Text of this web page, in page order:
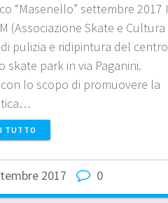
“Masenello” settembre 2017 I
(Associazione Skate e Cultura
pulizia e ridipintura del centro
skate park in via Paganini.
con lo scopo di promuovere la
TUTTO
2017 0